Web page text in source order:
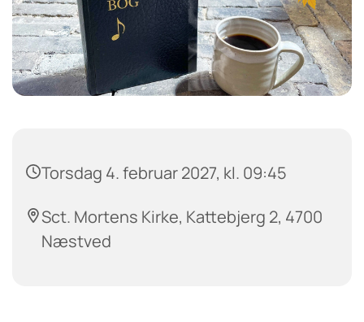
Torsdag 4. februar 2027, kl. 09:45
Sct. Mortens Kirke, Kattebjerg 2, 4700
Næstved